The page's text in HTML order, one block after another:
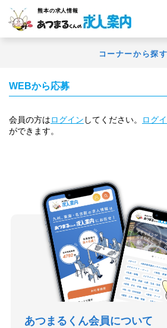
熊本の求人情報
コーナーから探す
WEBから応募
会員の方はログイン してください。 ログ
ができます。
あつまるくん会員について